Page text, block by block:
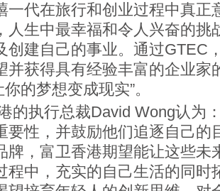
一代在旅行和创业过程中真正
人生中最幸福和令人兴奋的挑
创建自己的事业。通过GTEC
并获得具有经验丰富的企业家
的梦想变成现实”。
的执行总裁David Wong认为
要性，并鼓励他们追逐自己的
牌，富卫香港期望能让这些未
程中，充实的自己生活的同时